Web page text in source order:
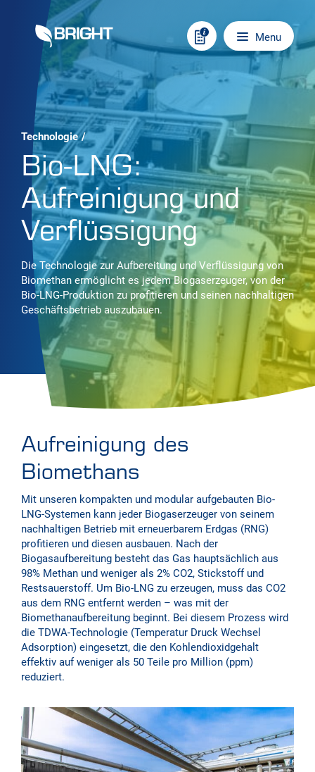
Skip to content
Main navigation
Menu
Technologie /
Bio-LNG:
Aufreinigung und
Verflüssigung
Die Technologie zur Aufbereitung und Verflüssigung von
Biomethan ermöglicht es jedem Biogaserzeuger, von der
Bio-LNG-Produktion zu profitieren und seinen nachhaltigen
Geschäftsbetrieb auszubauen.
Aufreinigung des
Biomethans
Mit unseren kompakten und modular aufgebauten Bio-
LNG-Systemen kann jeder Biogaserzeuger von seinem
nachhaltigen Betrieb mit erneuerbarem Erdgas (RNG)
profitieren und diesen ausbauen. Nach der
Biogasaufbereitung besteht das Gas hauptsächlich aus
98% Methan und weniger als 2% CO2, Stickstoff und
Restsauerstoff. Um Bio-LNG zu erzeugen, muss das CO2
aus dem RNG entfernt werden – was mit der
Biomethanaufbereitung beginnt. Bei diesem Prozess wird
die TDWA-Technologie (Temperatur Druck Wechsel
Adsorption) eingesetzt, die den Kohlendioxidgehalt
effektiv auf weniger als 50 Teile pro Million (ppm)
reduziert.